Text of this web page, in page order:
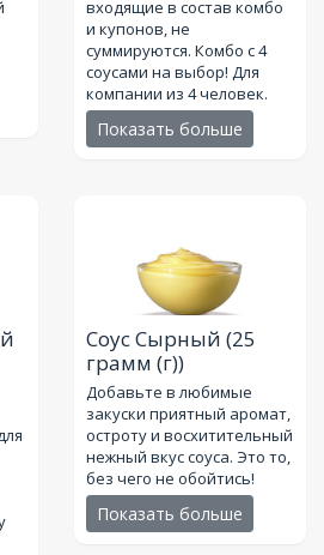
входящие в состав комбо
и купонов, не
суммируются. Комбо с 4
соусами на выбор! Для
компании из 4 человек.
Показать больше
Соус Сырный (25
грамм (г))
Добавьте в любимые
закуски приятный аромат,
остроту и восхитительный
нежный вкус соуса. Это то,
без чего не обойтись!
Показать больше